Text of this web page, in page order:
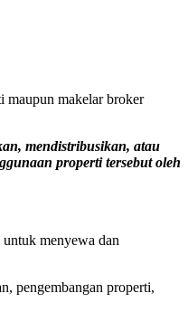
maupun makelar broker
mendistribusikan, atau
properti tersebut oleh
menyewa dan
pengembangan properti,